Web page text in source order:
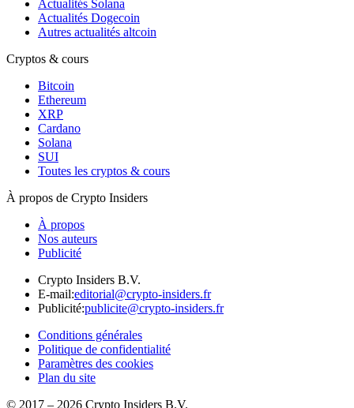
Actualités Solana
Actualités Dogecoin
Autres actualités altcoin
Cryptos & cours
Bitcoin
Ethereum
XRP
Cardano
Solana
SUI
Toutes les cryptos & cours
À propos de Crypto Insiders
À propos
Nos auteurs
Publicité
Crypto Insiders B.V.
E-mail:editorial@crypto-insiders.fr
Publicité:publicite@crypto-insiders.fr
Conditions générales
Politique de confidentialité
Paramètres des cookies
Plan du site
© 2017 – 2026 Crypto Insiders B.V.